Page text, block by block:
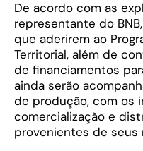
De acordo com as
representante do
que aderirem ao
Territorial, além de
de financiamentos
ainda serão
de produção, com os
comercialização e
provenientes de